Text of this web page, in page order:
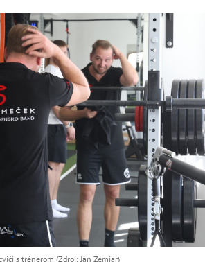
s trénerom (Zdroj: Ján Zemiar)